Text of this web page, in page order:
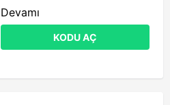
Devamı
KODU AÇ